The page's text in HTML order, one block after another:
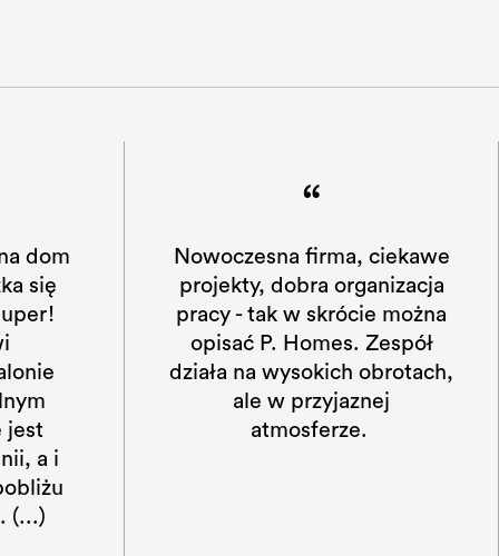
“
Zdecydowałem się na dom
typowy P10. Mieszka się
w nim naprawdę super!
Dzięki sufitowi
katedralnemu w salonie
i dużym przeszkolnym
oknom naprawdę jest